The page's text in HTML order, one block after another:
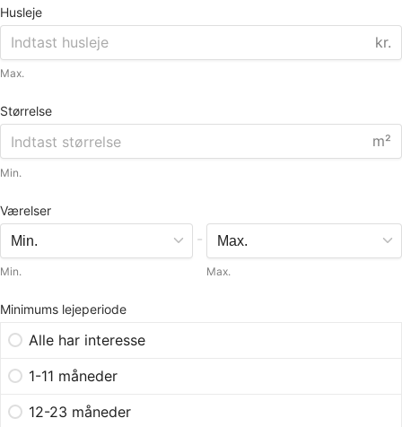
Husleje
kr.
Max.
Størrelse
m²
Min.
Værelser
Min.
-
Max.
Minimums lejeperiode
Alle har interesse
1-11 måneder
12-23 måneder